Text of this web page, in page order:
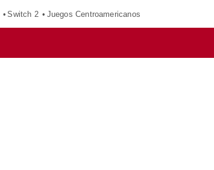
Switch 2 Juegos Centroamericanos